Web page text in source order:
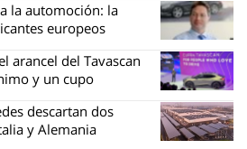
la automoción: la
europeos
arancel del Tavascan
y un cupo
descartan dos
y Alemania